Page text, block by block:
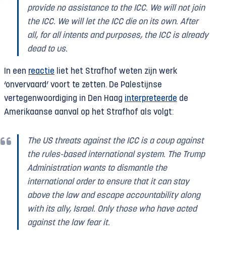
provide no assistance to the ICC. We will not join
the ICC. We will let the ICC die on its own. After
all, for all intents and purposes, the ICC is already
dead to us.
In een reactie liet het Strafhof weten zijn werk
‘onvervaard’ voort te zetten. De Palestijnse
vertegenwoordiging in Den Haag interpreteerde de
Amerikaanse aanval op het Strafhof als volgt:
The US threats against the ICC is a coup against
the rules-based international system. The Trump
Administration wants to dismantle the
international order to ensure that it can stay
above the law and escape accountability along
with its ally, Israel. Only those who have acted
against the law fear it.